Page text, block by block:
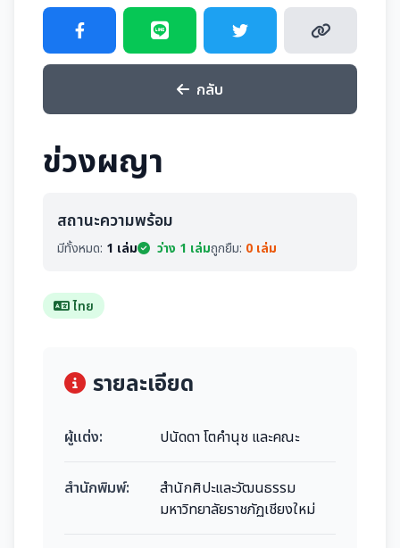
กลับ
ข่วงผญา
สถานะความพร้อม
มีทั้งหมด: 1 เล่ม ว่าง 1 เล่มถูกยืม: 0 เล่ม
ไทย
รายละเอียด
ผู้แต่ง: ปนัดดา โตคำนุช และคณะ
สำนักพิมพ์:
สำนักศิปะและวัฒนธรรม
มหาวิทยาลัยราชภัฏเชียงใหม่